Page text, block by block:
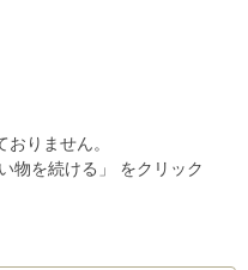
りません。
物を続ける」 をクリック